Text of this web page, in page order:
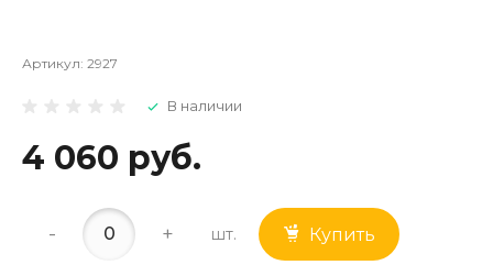
Артикул: 2927
В наличии
4 060 руб.
- + шт. Купить